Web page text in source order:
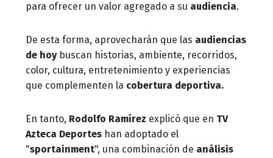
para ofrecer un valor agregado a su audiencia.
De esta forma, aprovecharán que las audiencias
de hoybuscan historias, ambiente, recorridos,
color, cultura, entretenimiento y experiencias
que complementen la cobertura deportiva.
En tanto, Rodolfo Ramírez explicó que en TV
Azteca Deportes han adoptado el
"sportainment", una combinación de análisis